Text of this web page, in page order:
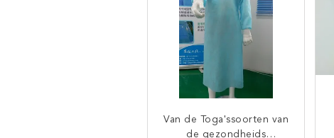
Van de Toga'ssoorten van
de gezondheids
Flexibele niet Geweven
het Polypropyleen